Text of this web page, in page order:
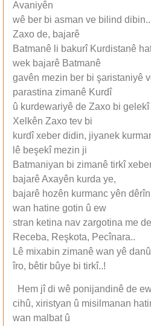
Avaniyên
wê ber bi asman ve bilind
Zaxo de, bajarê
Batmanê li bakurî Kurdistanê
wek bajarê Batmanê
gavên mezin ber bi şaristaniyê
parastina zimanê Kurdî
û kurdewariyê de Zaxo bi
Xelkên Zaxo tev bi
kurdî xeber didin, jiyanek
lê beşekî mezin ji
Batmaniyan bi zimanê tirkî
bajarê Axayên kurda ye,
bajarê hozên kurmanc yên
wan hatine gotin û ew
stran ketina nav zargotina me
Receba, Reşkota, Pecînara..
Lê mixabin zimanê wan yê
îro, bêtir bûye bi tirkî..!
Hem jî di wê ponijandinê de
cihû, xiristyan û misilmanan
wan malbat û